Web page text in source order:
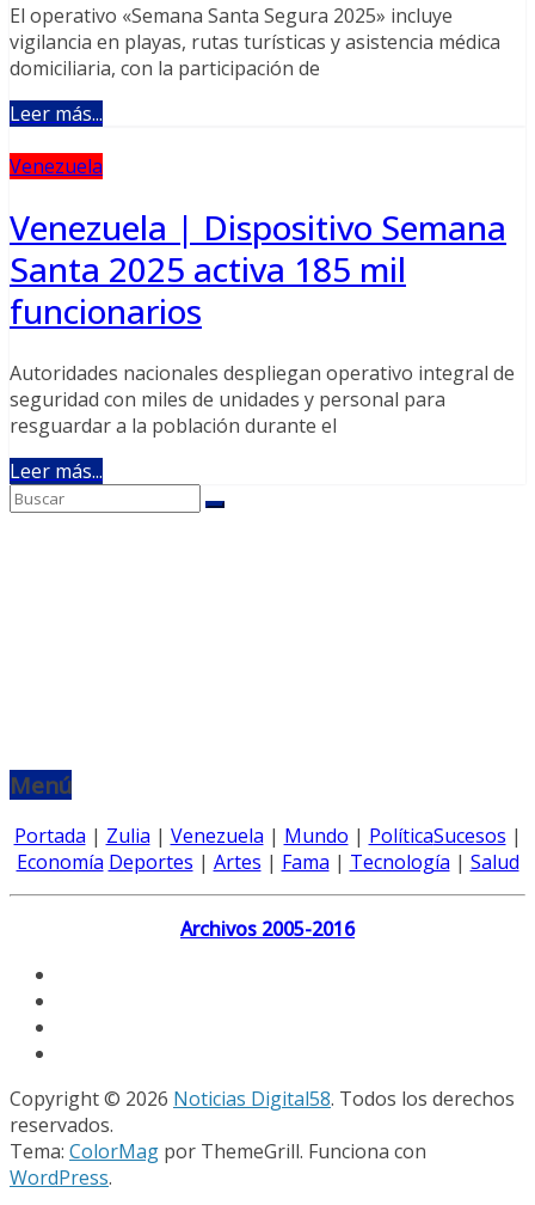
El operativo «Semana Santa Segura 2025» incluye
vigilancia en playas, rutas turísticas y asistencia médica
domiciliaria, con la participación de
Leer más...
Venezuela
Venezuela | Dispositivo Semana
Santa 2025 activa 185 mil
funcionarios
Autoridades nacionales despliegan operativo integral de
seguridad con miles de unidades y personal para
resguardar a la población durante el
Leer más...
Menú
Portada | Zulia | Venezuela | Mundo | PolíticaSucesos |
Economía Deportes | Artes | Fama | Tecnología | Salud
Archivos 2005-2016
Copyright © 2026 Noticias Digital58. Todos los derechos
reservados.
Tema: ColorMag por ThemeGrill. Funciona con
WordPress.